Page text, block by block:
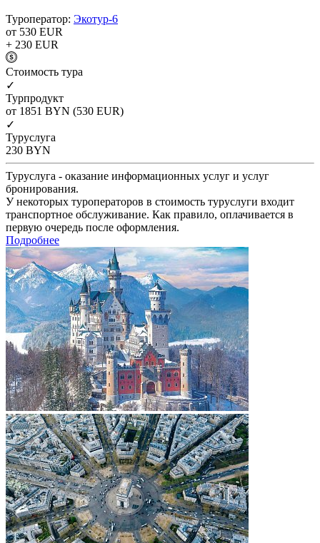
Туроператор: Экотур-6
от 530 EUR
+ 230 EUR
Cтоимость тура
✓
Турпродукт
от 1851 BYN (530 EUR)
✓
Туруслуга
230 BYN
Туруслуга - оказание информационных услуг и услуг
бронирования.
У некоторых туроператоров в стоимость туруслуги входит
транспортное обслуживание. Как правило, оплачивается в
первую очередь после оформления.
Подробнее